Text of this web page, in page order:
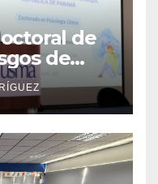
de
de
de